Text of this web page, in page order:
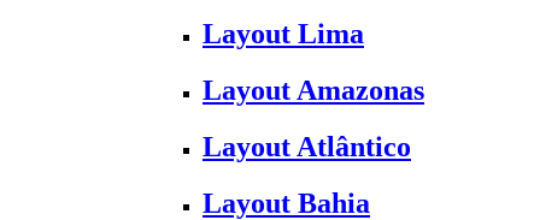
Layout Lima
Layout Amazonas
Layout Atlântico
Layout Bahia